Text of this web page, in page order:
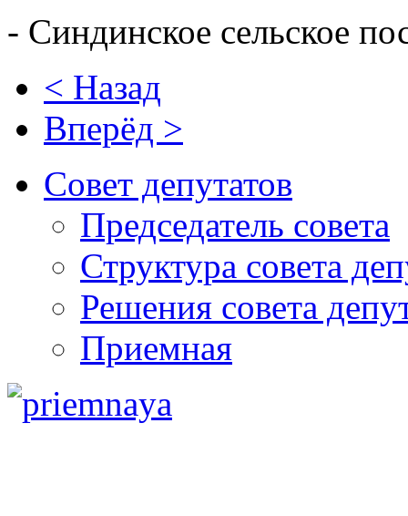
- Синдинское сельское
< Назад
Вперёд >
Совет депутатов
Председатель совета
Структура совета
Решения совета
Приемная